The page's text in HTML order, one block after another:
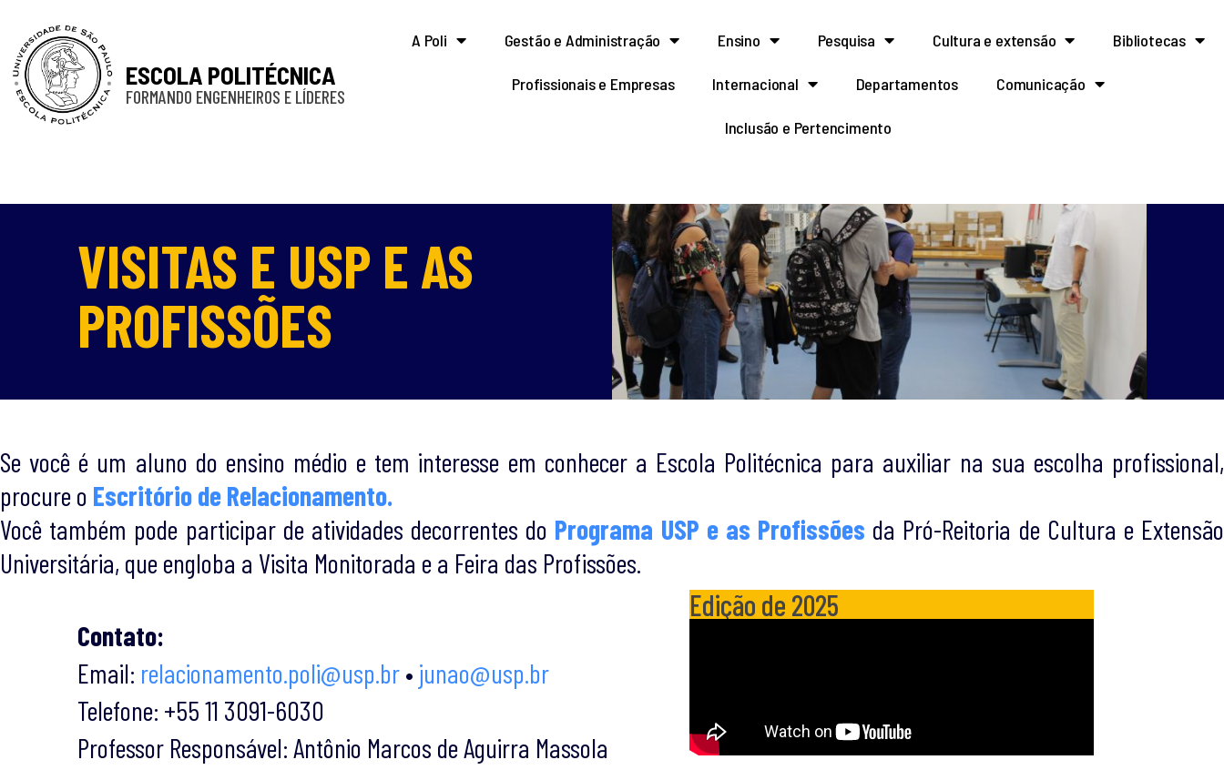
ESCOLA POLITÉCNICA
FORMANDO ENGENHEIROS E LÍDERES
A Poli Gestão e Administração Ensino Pesquisa Cultura e extensão Bibliotecas
Profissionais e Empresas Internacional Departamentos Comunicação
Inclusão e Pertencimento
VISITAS E USP E AS
PROFISSÕES
Se você é um aluno do ensino médio e tem interesse em conhecer a Escola Politécnica para auxiliar na sua escolha profissional,
procure o Escritório de Relacionamento.
Você também pode participar de atividades decorrentes do Programa USP e as Profissões da Pró-Reitoria de Cultura e Extensão
Universitária, que engloba a Visita Monitorada e a Feira das Profissões.
Contato:
Email: relacionamento.poli@usp.br• junao@usp.br
Telefone: +55 11 3091-6030
Professor Responsável: Antônio Marcos de Aguirra Massola
Edição de 2025